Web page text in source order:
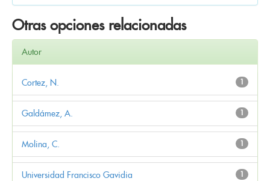
Otras opciones relacionadas
Autor
1
Cortez, N.
1
Galdámez, A.
1
Molina, C.
1
Universidad Francisco Gavidia